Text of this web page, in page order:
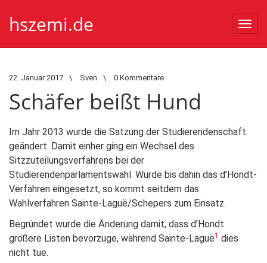
hszemi.de
22. Januar 2017 \ Sven \ 0 Kommentare
Schäfer beißt Hund
Im Jahr 2013 wurde die Satzung der Studierendenschaft
geändert. Damit einher ging ein Wechsel des
Sitzzuteilungsverfahrens bei der
Studierendenparlamentswahl. Wurde bis dahin das d’Hondt-
Verfahren eingesetzt, so kommt seitdem das
Wahlverfahren Sainte-Laguë/Schepers zum Einsatz.
Begründet wurde die Änderung damit, dass d’Hondt
größere Listen bevorzuge, während Sainte-Laguë1 dies
nicht tue.